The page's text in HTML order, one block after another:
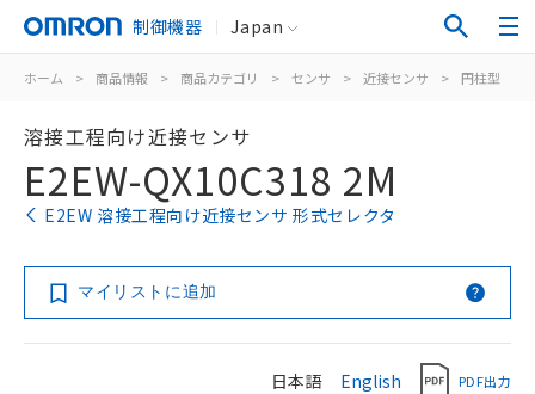
制御機器 Japan
ホーム > 商品情報 > 商品カテゴリ > センサ > 近接センサ > 円柱型
溶接工程向け近接センサ
E2EW-QX10C318 2M
E2EW 溶接工程向け近接センサ 形式セレクタ
マイリストに追加
日本語 English PDF出力